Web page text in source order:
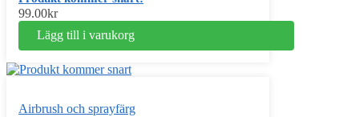
99.00kr
Lägg till i varukorg
Airbrush och sprayfärg